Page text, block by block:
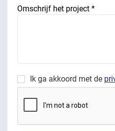
Omschrijf het project *
Ik ga akkoord met de